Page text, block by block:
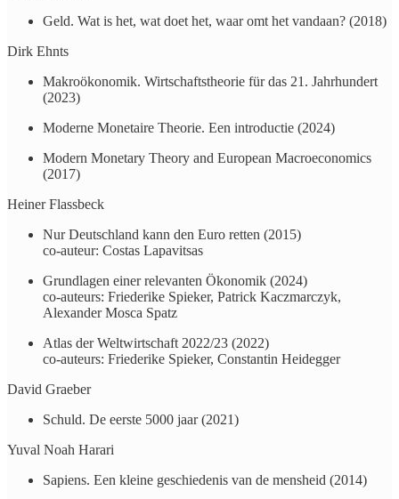
​Geld. Wat is het, wat doet het, waar omt het vandaan? (2018)
Dirk Ehnts
Makroökonomik. Wirtschaftstheorie für das 21. Jahrhundert
(2023)
Moderne Monetaire Theorie. Een introductie (2024)
Modern Monetary Theory and European Macroeconomics
(2017)
Heiner Flassbeck
Nur Deutschland kann den Euro retten (2015)
co-auteur: Costas Lapavitsas
Grundlagen einer relevanten Ökonomik (2024)
co-auteurs: Friederike Spieker, Patrick Kaczmarczyk,
Alexander Mosca Spatz
Atlas der Weltwirtschaft 2022/23 (2022)
co-auteurs: Friederike Spieker, Constantin Heidegger
David Graeber
​Schuld. De eerste 5000 jaar (2021)
Yuval Noah Harari
Sapiens. Een kleine geschiedenis van de mensheid (2014)